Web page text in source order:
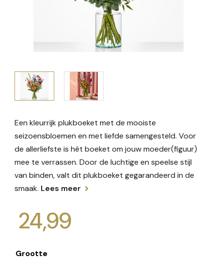
Een kleurrijk plukboeket met de mooiste
seizoensbloemen en met liefde samengesteld. Voor
de allerliefste is hét boeket om jouw moeder(figuur)
mee te verrassen. Door de luchtige en speelse stijl
van binden, valt dit plukboeket gegarandeerd in de
smaak. Lees meer
24,99
Grootte